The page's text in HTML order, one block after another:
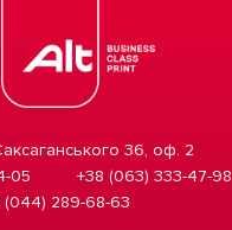
36, оф. 2
05
+38 (063) 333-47-98
(044) 289-68-63